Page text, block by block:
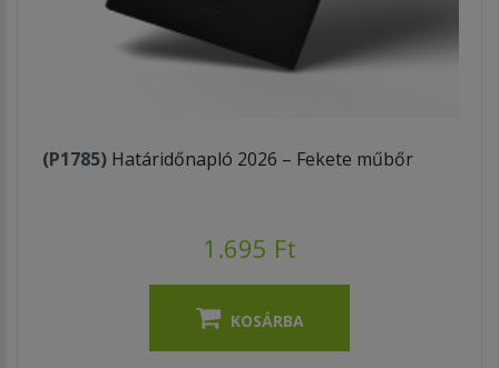
(P1785) Határidőnapló 2026 – Fekete műbőr
1.695 Ft
KOSÁRBA